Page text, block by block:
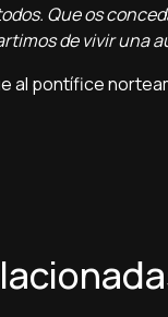
Que os
de vivir una
al pontífice